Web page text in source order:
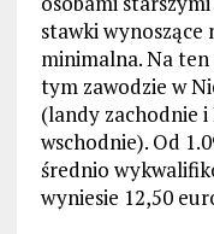
stawki wynoszące
minimalna. Na
tym zawodzie w
(landy zachodnie
wschodnie). Od
średnio
wyniesie 12,50